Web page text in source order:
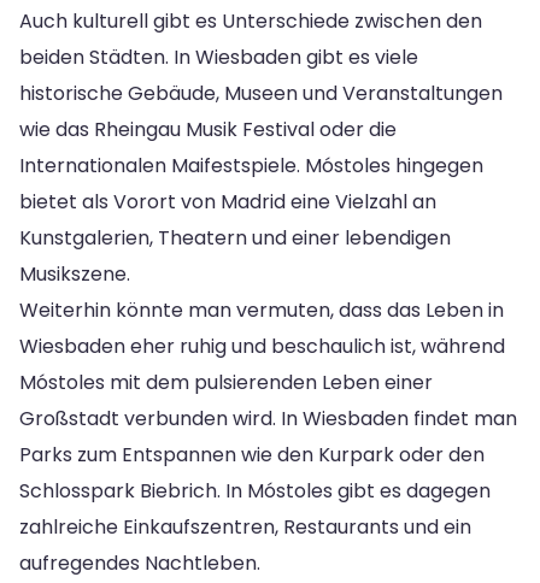
Auch kulturell gibt es Unterschiede zwischen den
beiden Städten. In Wiesbaden gibt es viele
historische Gebäude, Museen und Veranstaltungen
wie das Rheingau Musik Festival oder die
Internationalen Maifestspiele. Móstoles hingegen
bietet als Vorort von Madrid eine Vielzahl an
Kunstgalerien, Theatern und einer lebendigen
Musikszene.
Weiterhin könnte man vermuten, dass das Leben in
Wiesbaden eher ruhig und beschaulich ist, während
Móstoles mit dem pulsierenden Leben einer
Großstadt verbunden wird. In Wiesbaden findet man
Parks zum Entspannen wie den Kurpark oder den
Schlosspark Biebrich. In Móstoles gibt es dagegen
zahlreiche Einkaufszentren, Restaurants und ein
aufregendes Nachtleben.